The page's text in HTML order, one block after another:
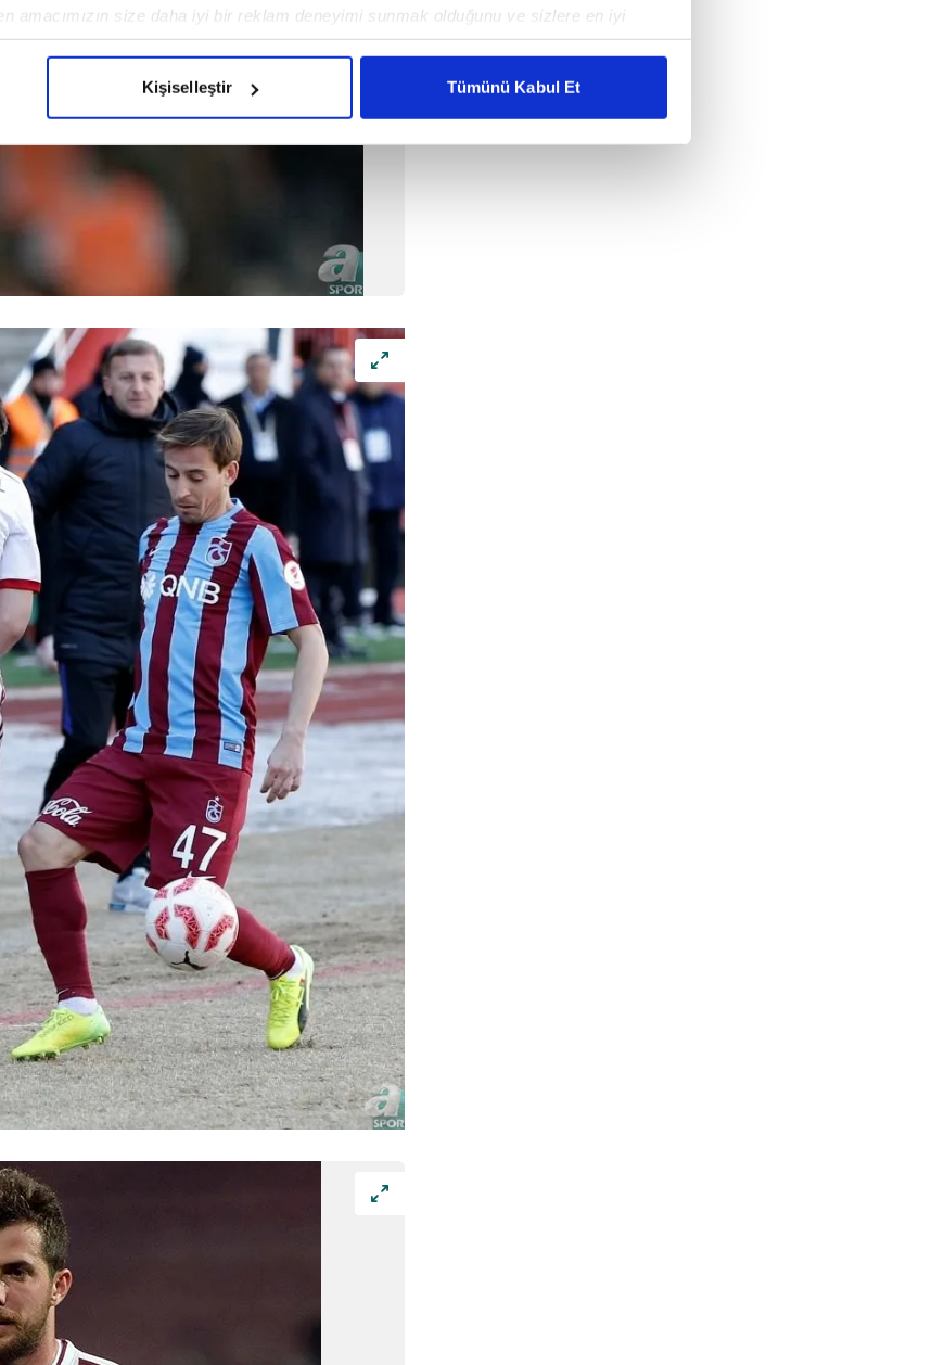
amacımızın size daha iyi bir reklam deneyimi sunmak olduğunu ve sizlere en iyi
gelen çabayı gösterdiğimizi ve bu noktada, reklamların maliyetlerimizi karşılamak
izin vermedikleri takdirde, kullanıcılara hedefli reklamlar gösterilmeyecektir."
için İnternet Sitemizde kendimize ve üçüncü kişilere ait çerezler kullanılmaktadır. Bu
işlenmekte olup gerekli olan çerezler bilgi toplumu hizmetlerinin sunulması
sitemizin daha işlevsel kılınması ve kişiselleştirilmesi ve sizlere yönelik
amaçlarıyla sınırlı olarak açık rızanız dahilinde kullanılacaktır.
yer alan panel vasıtasıyla belirleyebilirsiniz. Çerezlere ilişkin detaylı bilgi için Ayarlar
Metnimiziziyaret edebilirsiniz.
Kanunu uyarınca hazırlanmış Aydınlatma Metnimizi okumak ve sitemizde ilgili
ilgili bilgi almak için lütfentıklayınız.
Kişiselleştir Tümünü Kabul Et